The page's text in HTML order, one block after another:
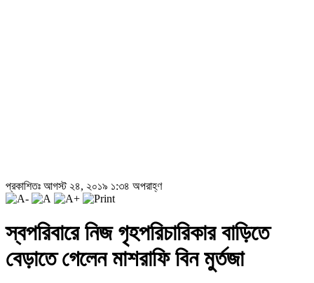
প্রকাশিতঃ আগস্ট ২৪, ২০১৯ ১:৩৪ অপরাহ্ণ
স্বপরিবারে নিজ গৃহপরিচারিকার বাড়িতে
বেড়াতে গেলেন মাশরাফি বিন মুর্তজা